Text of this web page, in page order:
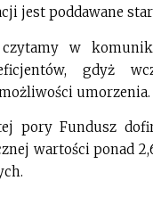
jest poddawane
w
gdyż
umorzenia.
pory Fundusz
wartości ponad